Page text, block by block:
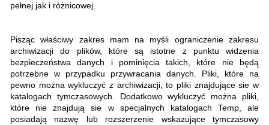
pełnej jak i różnicowej.
Pisząc właściwy zakres mam na myśli ograniczenie zakresu
archiwizacji do plików, które są istotne z punktu widzenia
bezpieczeństwa danych i pominięcia takich, które nie będą
potrzebne w przypadku przywracania danych. Pliki, które na
pewno można wykluczyć z archiwizacji, to pliki znajdujące sie w
katalogach tymczasowych. Dodatkowo wykluczyć można pliki,
które nie znajdują sie w specjalnych katalogach Temp, ale
posiadają nazwę lub rozszerzenie wskazujące tymczasowy